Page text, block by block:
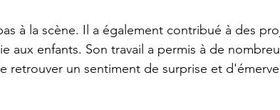
à la scène. Il a également contribué à des
aux enfants. Son travail a permis à de
retrouver un sentiment de surprise et